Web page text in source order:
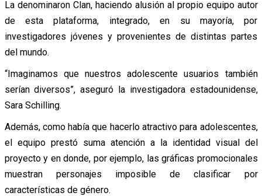
La denominaron Clan, haciendo alusión al propio equipo autor
de esta plataforma, integrado, en su mayoría, por
investigadores jóvenes y provenientes de distintas partes
del mundo.
“Imaginamos que nuestros adolescente usuarios también
serían diversos”, aseguró la investigadora estadounidense,
Sara Schilling.
Además, como había que hacerlo atractivo para adolescentes,
el equipo prestó suma atención a la identidad visual del
proyecto y en donde, por ejemplo, las gráficas promocionales
muestran personajes imposible de clasificar por
características de género.